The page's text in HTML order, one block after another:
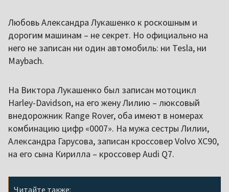
Любовь Александра Лукашенко к роскошным и
дорогим машинам – не секрет. Но официально на
него не записан ни один автомобиль: ни Tesla, ни
Maybach.
На Виктора Лукашенко был записан мотоцикл
Harley-Davidson, на его жену Лилию – люксовый
внедорожник Range Rover, оба имеют в номерах
комбинацию цифр «0007». На мужа сестры Лилии,
Александра Гарусова, записан кроссовер Volvo XC90,
на его сына Кирилла – кроссовер Audi Q7.
Читайте также: